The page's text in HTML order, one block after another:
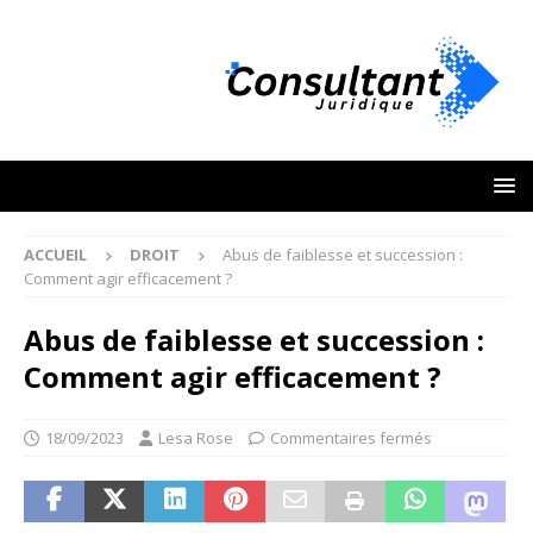
ACCUEIL DROIT
Abus de faiblesse et succession :
Comment agir efficacement ?
Abus de faiblesse et succession :
Comment agir efficacement ?
18/09/2023 Lesa Rose Commentaires fermés